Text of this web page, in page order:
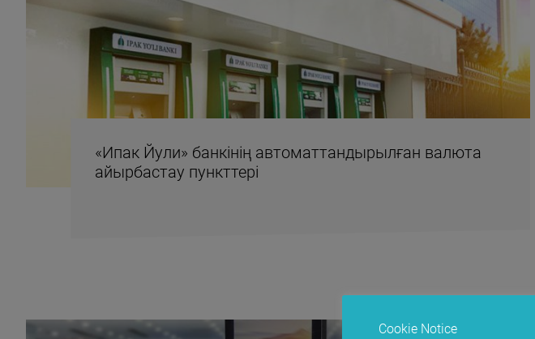
«Ипак Йули» банкінің автоматтандырылған валюта
айырбастау пункттері
Cookie Notice